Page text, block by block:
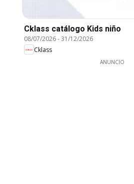
Cklass catálogo Kids niño
08/07/2026-31/12/2026
Cklass
ANUNCIO